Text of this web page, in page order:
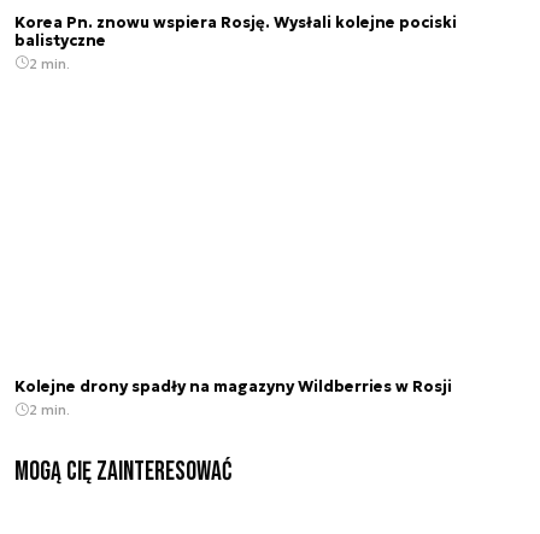
Korea Pn. znowu wspiera Rosję. Wysłali kolejne pociski
balistyczne
2 min.
Kolejne drony spadły na magazyny Wildberries w Rosji
2 min.
Mogą Cię zainteresować